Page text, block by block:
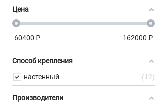
Цена
60400 ₽ 162000 ₽
Способ крепления
настенный
12
Производители